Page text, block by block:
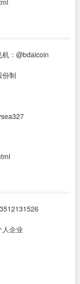
机：@bdaicoin
份制
人企业